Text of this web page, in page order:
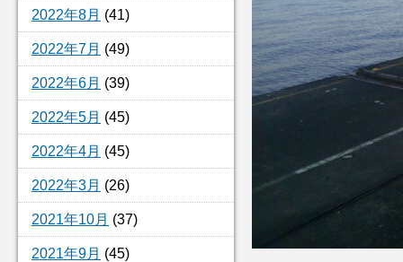
2022年8月 (41)
2022年7月 (49)
2022年6月 (39)
2022年5月 (45)
2022年4月 (45)
2022年3月 (26)
2021年10月 (37)
2021年9月 (45)